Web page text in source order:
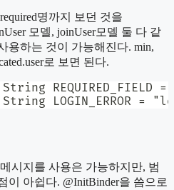
명까지 보던 것을
모델, joinUser모델 둘 다 같
용하는 것이 가능해진다. min,
로 보면 된다.
REQUIRED_FIELD
LOGIN_ERROR =
시지를 사용은 가능하지만, 범
이 아쉽다. @InitBinder을 씀으로